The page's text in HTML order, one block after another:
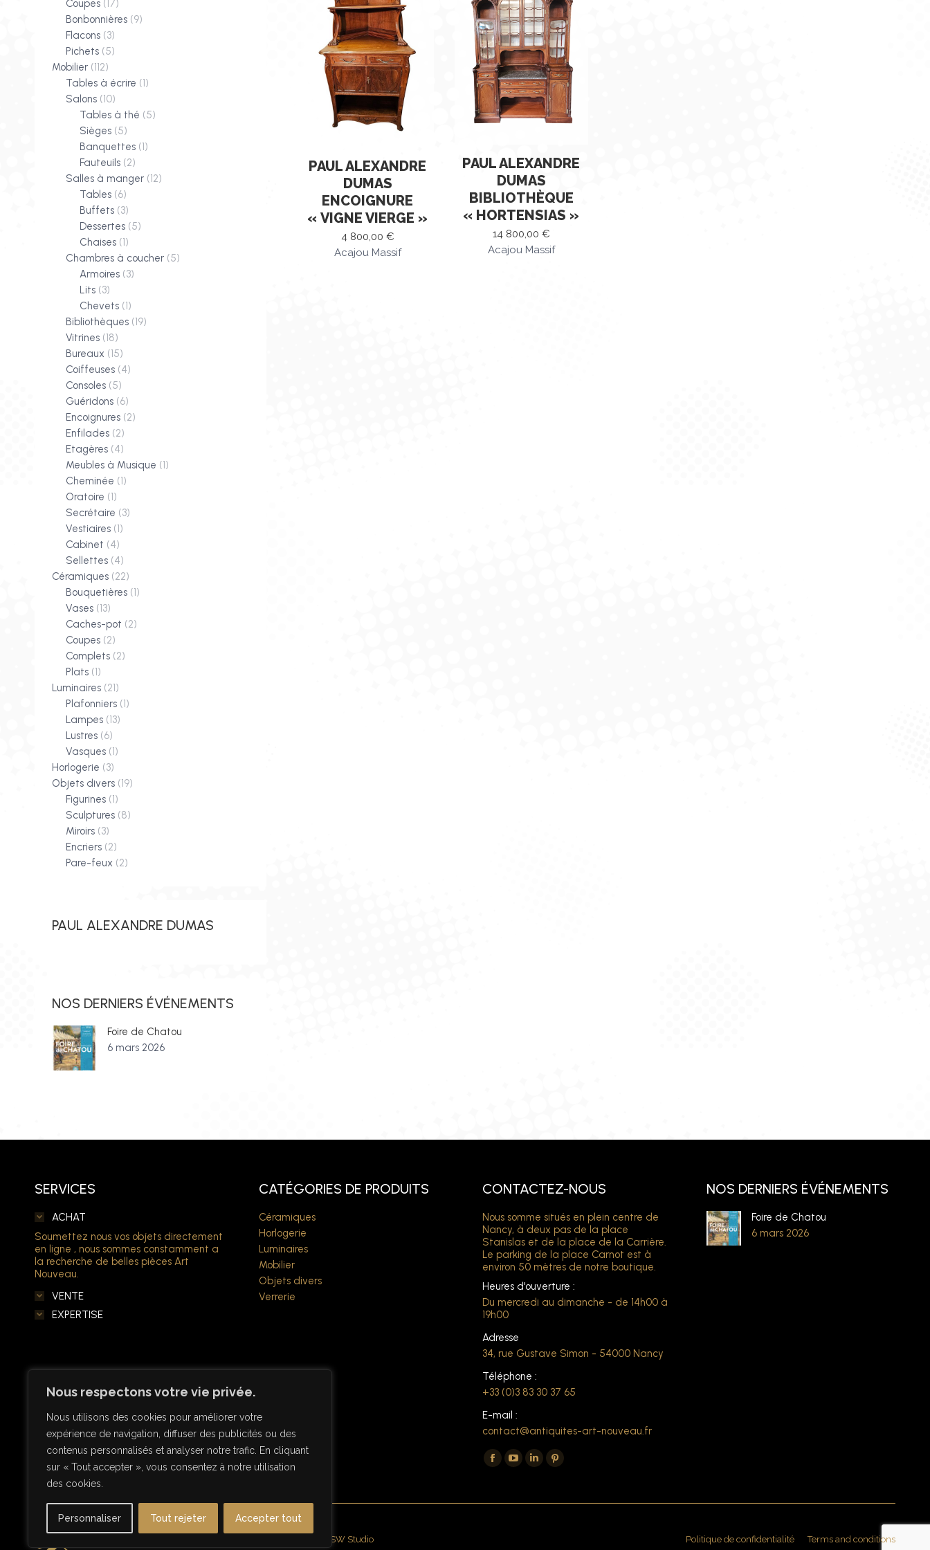
Nous respectons votre vie privée.
Nous utilisons des cookies pour améliorer votre
expérience de navigation, diffuser des publicités ou des
contenus personnalisés et analyser notre trafic. En cliquant
sur « Tout accepter », vous consentez à notre utilisation
des cookies.
Personnaliser Tout rejeter Accepter tout
plus
ancien
PAUL ALEXANDRE
DUMAS
ENCOIGNURE
« VIGNE VIERGE »
4 800,00 €
Acajou Massif
PAUL ALEXANDRE
DUMAS
BIBLIOTHÈQUE
« HORTENSIAS »
14 800,00 €
Acajou Massif
Coupes (17)
Bonbonnières (9)
Flacons (3)
Pichets (5)
Mobilier (112)
Tables à écrire (1)
Salons (10)
Tables à thé (5)
Sièges (5)
Banquettes (1)
Fauteuils (2)
Salles à manger (12)
Tables (6)
Buffets (3)
Dessertes (5)
Chaises (1)
Chambres à coucher (5)
Armoires (3)
Lits (3)
Chevets (1)
Bibliothèques (19)
Vitrines (18)
Bureaux (15)
Coiffeuses (4)
Consoles (5)
Guéridons (6)
Encoignures (2)
Enfilades (2)
Etagères (4)
Meubles à Musique (1)
Cheminée (1)
Oratoire (1)
Secrétaire (3)
Vestiaires (1)
Cabinet (4)
Sellettes (4)
Céramiques (22)
Bouquetières (1)
Vases (13)
Caches-pot (2)
Coupes (2)
Complets (2)
Plats (1)
Luminaires (21)
Plafonniers (1)
Lampes (13)
Lustres (6)
Vasques (1)
Horlogerie (3)
Objets divers (19)
Figurines (1)
Sculptures (8)
Miroirs (3)
Encriers (2)
Pare-feux (2)
PAUL ALEXANDRE DUMAS
NOS DERNIERS ÉVÉNEMENTS
Foire de Chatou
6 mars 2026
SERVICES
ACHAT
Soumettez nous vos objets directement
en ligne , nous sommes constamment a
la recherche de belles pièces Art
Nouveau.
VENTE
EXPERTISE
CATÉGORIES DE PRODUITS
Céramiques
Horlogerie
Luminaires
Mobilier
Objets divers
Verrerie
CONTACTEZ-NOUS
Nous somme situés en plein centre de
Nancy, à deux pas de la place
Stanislas et de la place de la Carrière.
Le parking de la place Carnot est à
environ 50 mètres de notre boutique.
Heures d'ouverture :
Du mercredi au dimanche - de 14h00 à
19h00
Adresse
34, rue Gustave Simon - 54000 Nancy
Téléphone :
+33 (0)3 83 30 37 65
E-mail :
contact@antiquites-art-nouveau.fr
Trouvez nous sur :
La
Facebook
La
YouTube
La
LinkedIn
La
Pinterest
NOS DERNIERS ÉVÉNEMENTS
Foire de Chatou
6 mars 2026
© Copyright Antiquités Art Nouveau 2026 - Designed by NSW Studio Politique de confidentialité Terms and conditions